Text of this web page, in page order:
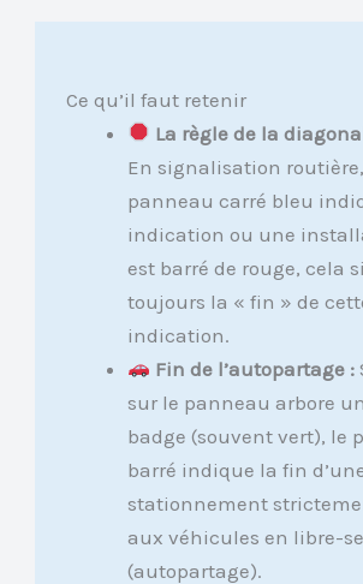
Ce qu’il faut retenir
La règle de la
En signalisation
panneau carré bleu
indication ou une
est barré de rouge, cela
toujours la « fin » de
indication.
Fin de l’autopartage :
sur le panneau arbore
badge (souvent vert), le
barré indique la fin
stationnement
aux véhicules en libre-
(autopartage).